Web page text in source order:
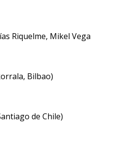
Riquelme, Mikel Vega
Bilbao)
de Chile)